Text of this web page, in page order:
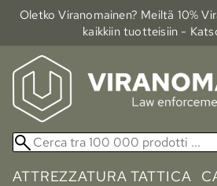
Oletko Viranomainen? Meiltä 10%
kaikkiin tuotteisiin -
ATTREZZATURA TATTICA